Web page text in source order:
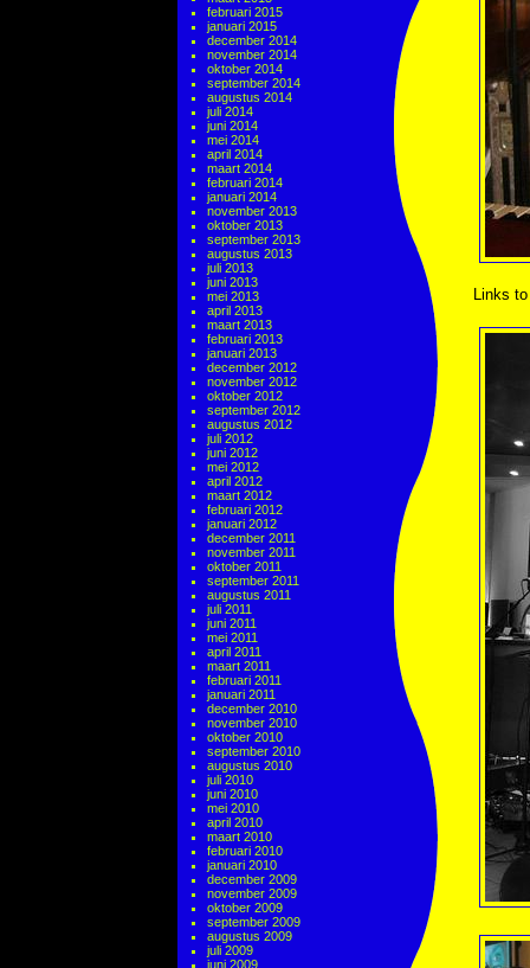
februari 2015
januari 2015
december 2014
november 2014
oktober 2014
september 2014
augustus 2014
juli 2014
juni 2014
mei 2014
april 2014
maart 2014
februari 2014
januari 2014
november 2013
oktober 2013
september 2013
augustus 2013
juli 2013
juni 2013
mei 2013
april 2013
maart 2013
februari 2013
januari 2013
december 2012
november 2012
oktober 2012
september 2012
augustus 2012
juli 2012
juni 2012
mei 2012
april 2012
maart 2012
februari 2012
januari 2012
december 2011
november 2011
oktober 2011
september 2011
augustus 2011
juli 2011
juni 2011
mei 2011
april 2011
maart 2011
februari 2011
januari 2011
december 2010
november 2010
oktober 2010
september 2010
augustus 2010
juli 2010
juni 2010
mei 2010
april 2010
maart 2010
februari 2010
januari 2010
december 2009
november 2009
oktober 2009
september 2009
augustus 2009
juli 2009
juni 2009
Links